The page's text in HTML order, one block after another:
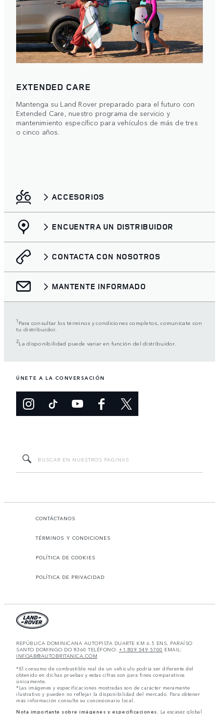
EXTENDED CARE
Mantenga su Land Rover preparado para el futuro con
Extended Care, nuestro programa de servicio y
mantenimiento específico para vehículos de más de tres
o cinco años.
ACCESORIOS
ENCUENTRA UN DISTRIBUIDOR
CONTACTA CON NOSOTROS
MANTENTE INFORMADO
1 Para consultar los términos y condiciones completos, comunícate con
tu distribuidor.
2La disponibilidad puede variar en función del distribuidor.
ÚNETE A LA CONVERSACIÓN
CONTÁCTANOS
TÉRMINOS Y CONDICIONES
POLÍTICA DE COOKIES
POLÍTICA DE PRIVACIDAD
REPÚBLICA DOMINICANA AUTOPISTA DUARTE KM 6.5 ENS. PARAÍSO
SANTO DOMINGO DO 8360 TELÉFONO: +1 809 549 5700 EMAIL:
INFOAB@AUTOBRITANICA.COM
*El consumo de combustible real de un vehículo podría ser diferente del
obtenido en dichas pruebas y estas cifras son para fines comparativos
únicamente.
*Las imágenes y especificaciones mostradas son de carácter meramente
ilustrativo y pueden no reflejar la disponibilidad del mercado. Para obtener
más información consulte su concesionario local.
Nota importante sobre imágenes y especificaciones. La escasez global